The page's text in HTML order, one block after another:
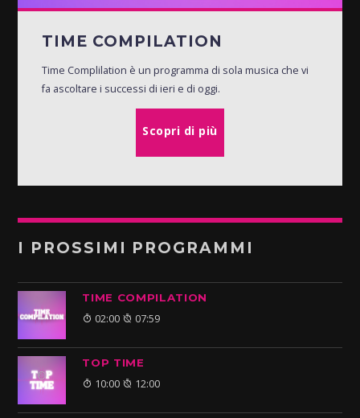
TIME COMPILATION
Time Complilation è un programma di sola musica che vi
fa ascoltare i successi di ieri e di oggi.
Scopri di più
I PROSSIMI PROGRAMMI
TIME COMPILATION
02:00 07:59
TOP TIME
10:00 12:00